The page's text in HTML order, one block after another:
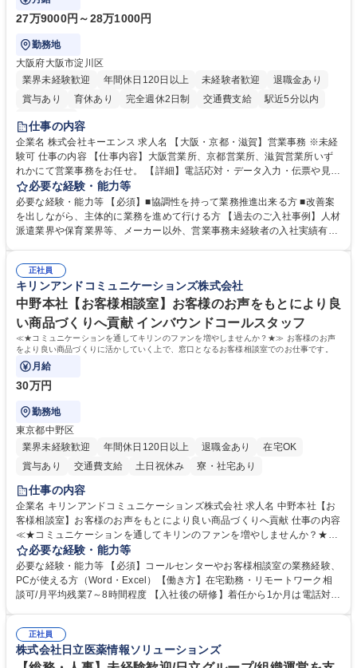
27万9000円～28万1000円
勤務地
大阪府大阪市淀川区
業界未経験歓迎
年間休日120日以上 未経験者歓迎
退職金あり
賞与あり
育休あり 完全週休2日制 交通費支給
駅近5分以内
土日祝休み
仕事の内容
企業名 株式会社キーエンス 求人名 【大阪・京都・滋賀】営業事務 ※未経
験可 仕事の内容 【仕事内容】大阪営業所、京都営業所、滋賀営業所いず
れかにて営業事務をお任せ。 【詳細】電話応対・データ入力・伝票や見積
の作成・カタログ送付・来客対応・営業所内で発生する事務業務や業務改
善をお任せ。 【教育制度】ご入社後、育成担当とペアになりながらOJTに
て業務を覚えていただくことが可能です。業務システムがきちんと構築さ
れているため、スムーズに仕事に慣れることができる環境です。また、
募集職種 【大阪・京都・滋賀】営業事務 ※未経験可
必要な経験・能力等
必要な経験・能力等 【必須】■協調性を持って業務推進出来る方 ■改善案
を出しながら、主体的に業務を進めて行ける方 【過去のご入社事例】人材
派遣業界や保育業界等、メーカー以外、営業事務未経験者の入社実績有
えて、お客様や社員の状況に合わせ、能動的なサポート、改善の動きも期
待され。組織を支えるスペシャリストとして、チームに貢献し、結果的に
社員から頼られる存在になることができます。平均19:30の退勤以降の業
務の持ち帰りも禁止されており、メリハリのある働き方となります。 学
歴・資格 学歴：大学院 大学 高専 短大 語学力： 資格：
正社員
キリンアンドコミュニケーションズ株式会社
中野本社【お客様相談室】お客様のお声をもとにより良
い商品づくりへ貢献 インバウンドコールスタッフ
≪★コミュニケーションを通してキリンのファンを増やしませんか？★≫ お客様のお声
をより良い商品づくりに活かしていく上で、窓口となるお客様相談室でのお仕事です。
月給
30万円
勤務地
東京都中野区
業界未経験歓迎
年間休日120日以上 退職金あり
在宅OK
賞与あり
交通費支給 土日祝休み 寮・社宅あり
仕事の内容
企業名 キリンアンドコミュニケーションズ株式会社 求人名 中野本社【お
客様相談室】お客様のお声をもとにより良い商品づくりへ貢献 仕事の内容
≪★コミュニケーションを通してキリンのファンを増やしませんか？★≫
お客様のお声をより良い商品づくりに活かしていく上で、窓口となるお客
様相談室でのお仕事です。 日々お客様からいただくキリングループへのご
意見を、企業活動に活かしています。お客様からの声に迅速かつ誠意をも
って対応、情報提供するとともにグループ内活動に反映しています。 【具
平均100件前後■メール・手紙：同上40件前後 募集職種 中野本社【お客様
相談室】お客様のお声をもとにより良い商品づくりへ貢献
必要な経験・能力等
必要な経験・能力等 【必須】コールセンターやお客様相談室の業務経験、
PCが使える方（Word・Excel）【働き方】在宅勤務・リモートワーク相
談可/月平均残業7～8時間程度 【入社後の研修】着任から1か月は電話対応
すのでご安心ください。 【当社について】キリングループの広報機能を担
う会社として、お客様との出会いを大切にし、磨き上げたホスピタリティ
正社員
株式会社日立医薬情報ソリューションズ